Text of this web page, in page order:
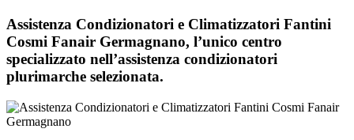
Assistenza Condizionatori e Climatizzatori Fantini
Cosmi Fanair Germagnano, l’unico centro
specializzato nell’assistenza condizionatori
plurimarche selezionata.